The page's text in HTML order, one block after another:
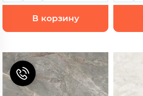
В корзину